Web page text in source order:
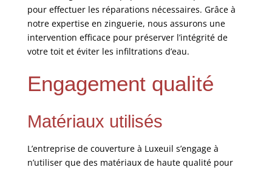
pour effectuer les réparations nécessaires. Grâce à
notre expertise en zinguerie, nous assurons une
intervention efficace pour préserver l’intégrité de
votre toit et éviter les infiltrations d’eau.
Engagement qualité
Matériaux utilisés
L’entreprise de couverture à Luxeuil s’engage à
n’utiliser que des matériaux de haute qualité pour